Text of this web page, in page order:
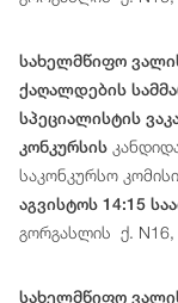
სახელმწიფო
ქაღალდების
სპეციალისტის
კონკურსის
საკონკურსო
აგვისტოს 14:15
გორგასლის ქ.
სახელმწიფო